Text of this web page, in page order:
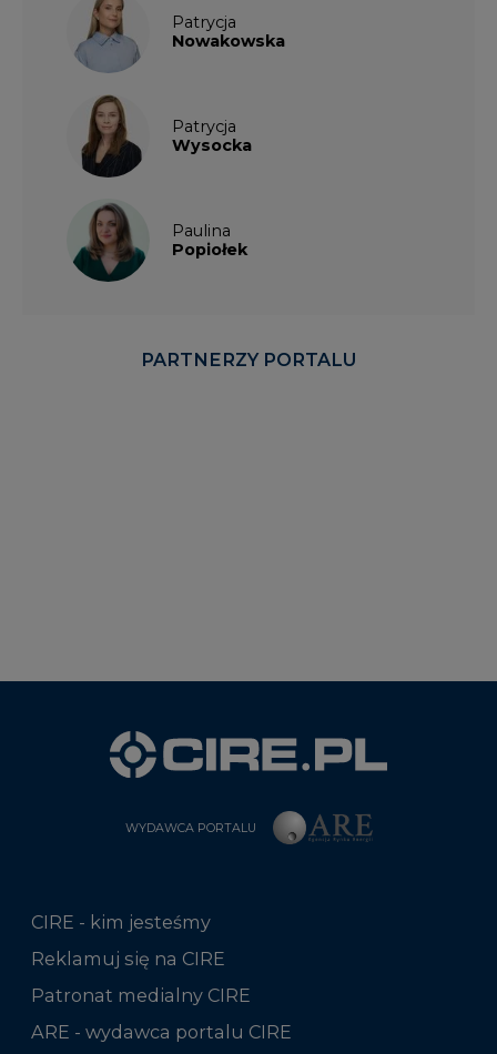
Patrycja
Nowakowska
Patrycja
Wysocka
Paulina
Popiołek
PARTNERZY PORTALU
WYDAWCA PORTALU
CIRE - kim jesteśmy
Reklamuj się na CIRE
Patronat medialny CIRE
ARE - wydawca portalu CIRE